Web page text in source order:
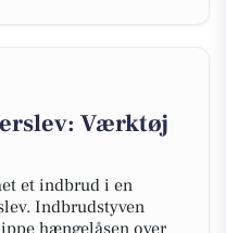
Værktøj
et indbrud i en
Indbrudstyven
hængelåsen over